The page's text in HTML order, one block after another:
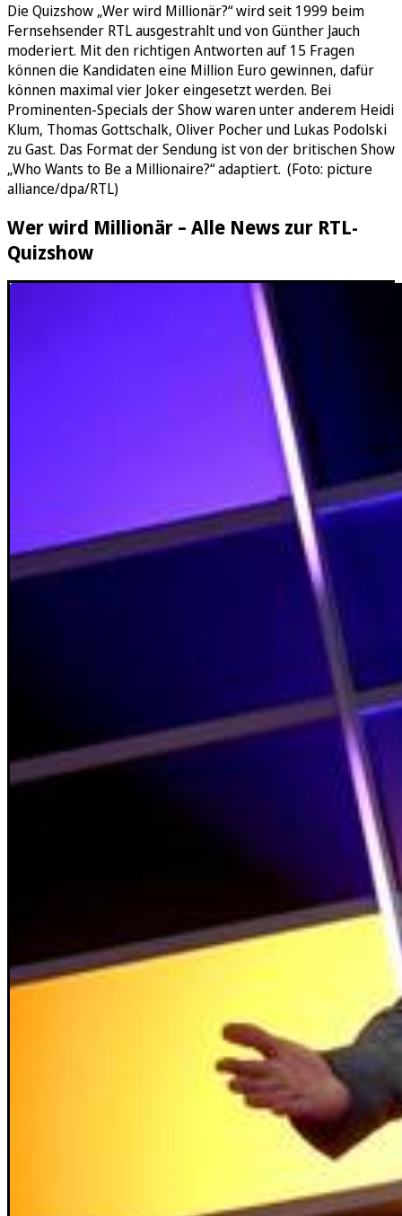
Die Quizshow „Wer wird Millionär?“ wird seit 1999 beim
Fernsehsender RTL ausgestrahlt und von Günther Jauch
moderiert. Mit den richtigen Antworten auf 15 Fragen
können die Kandidaten eine Million Euro gewinnen, dafür
können maximal vier Joker eingesetzt werden. Bei
Prominenten-Specials der Show waren unter anderem Heidi
Klum, Thomas Gottschalk, Oliver Pocher und Lukas Podolski
zu Gast. Das Format der Sendung ist von der britischen Show
„Who Wants to Be a Millionaire?“ adaptiert. (Foto: picture
alliance/dpa/RTL)
Wer wird Millionär – Alle News zur RTL-
Quizshow